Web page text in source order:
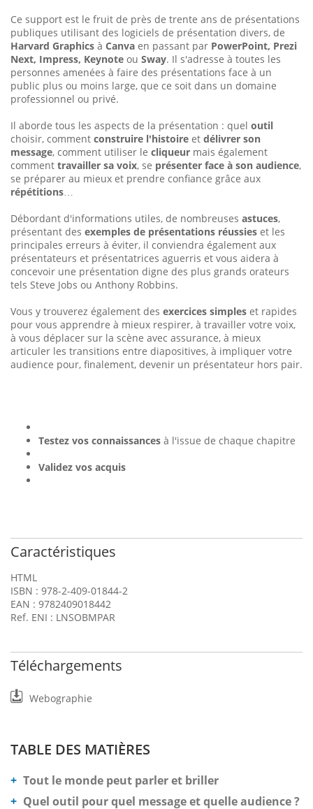
Ce support est le fruit de près de trente ans de présentations
publiques utilisant des logiciels de présentation divers, de
Harvard Graphics à Canva en passant par PowerPoint, Prezi
Next, Impress, Keynote ou Sway. Il s'adresse à toutes les
personnes amenées à faire des présentations face à un
public plus ou moins large, que ce soit dans un domaine
professionnel ou privé.
Il aborde tous les aspects de la présentation : quel outil
choisir, comment construire l'histoire et délivrer son
message, comment utiliser le cliqueur mais également
comment travailler sa voix, se présenter face à son audience,
se préparer au mieux et prendre confiance grâce aux
répétitions…
Débordant d'informations utiles, de nombreuses astuces,
présentant des exemples de présentations réussies et les
principales erreurs à éviter, il conviendra également aux
présentateurs et présentatrices aguerris et vous aidera à
concevoir une présentation digne des plus grands orateurs
tels Steve Jobs ou Anthony Robbins.
Vous y trouverez également des exercices simples et rapides
pour vous apprendre à mieux respirer, à travailler votre voix,
à vous déplacer sur la scène avec assurance, à mieux
articuler les transitions entre diapositives, à impliquer votre
audience pour, finalement, devenir un présentateur hors pair.
Testez vos connaissances à l'issue de chaque chapitre
Validez vos acquis
Caractéristiques
HTML
ISBN : 978-2-409-01844-2
EAN : 9782409018442
Ref. ENI : LNSOBMPAR
Téléchargements
Webographie
TABLE DES MATIÈRES
Tout le monde peut parler et briller
Quel outil pour quel message et quelle audience ?